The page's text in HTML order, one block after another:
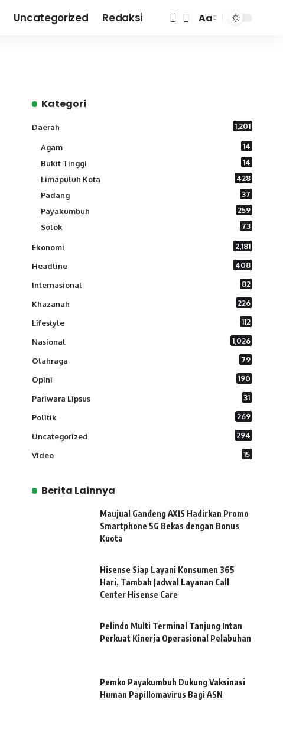
Uncategorized Redaksi
Font
Aa
Kategori
Daerah 1,201
Agam
14
Bukit Tinggi
14
Limapuluh Kota
428
Padang
37
Payakumbuh
259
Solok
73
Ekonomi 2,181
Headline 408
Internasional 82
Khazanah 226
Lifestyle 112
Nasional 1,026
Olahraga 79
Opini 190
Pariwara Lipsus 31
Politik 269
Uncategorized 294
Video 15
Berita Lainnya
Maujual Gandeng AXIS Hadirkan Promo
Smartphone 5G Bekas dengan Bonus
Kuota
Hisense Siap Layani Konsumen 365
Hari, Tambah Jadwal Layanan Call
Center Hisense Care
Pelindo Multi Terminal Tanjung Intan
Perkuat Kinerja Operasional Pelabuhan
Pemko Payakumbuh Dukung Vaksinasi
Human Papillomavirus Bagi ASN